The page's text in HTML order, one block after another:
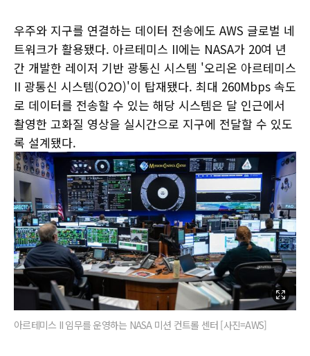
우주와 지구를 연결하는 데이터 전송에도 AWS 글로벌 네
트워크가 활용됐다. 아르테미스 II에는 NASA가 20여 년
간 개발한 레이저 기반 광통신 시스템 '오리온 아르테미스
II 광통신 시스템(O2O)'이 탑재됐다. 최대 260Mbps 속도
로 데이터를 전송할 수 있는 해당 시스템은 달 인근에서
촬영한 고화질 영상을 실시간으로 지구에 전달할 수 있도
록 설계됐다.
아르테미스 II 임무를 운영하는 NASA 미션 컨트롤 센터 [사진=AWS]